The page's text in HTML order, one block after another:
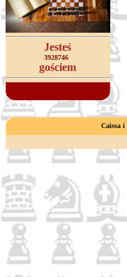
Jesteś
3928746
gościem
Caissa i